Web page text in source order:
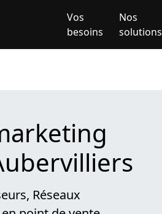
Vos
besoins
Nos
solutions
Réseaux